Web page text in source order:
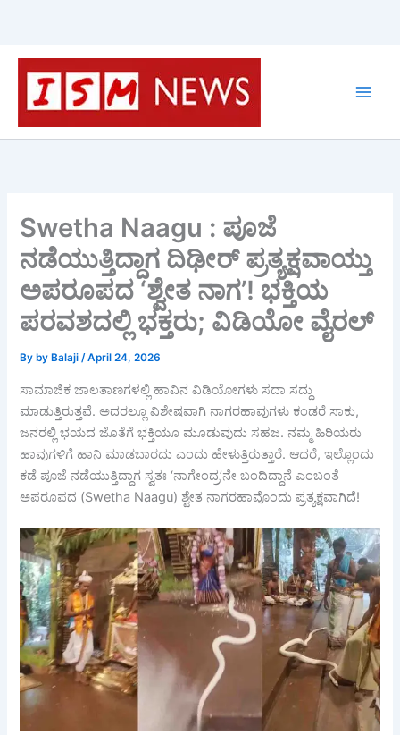
Skip
content
Swetha Naagu : ಪೂಜೆ
ನಡೆಯುತ್ತಿದ್ದಾಗ ದಿಢೀರ್ ಪ್ರತ್ಯಕ್ಷವಾಯ್ತು
ಅಪರೂಪದ ‘ಶ್ವೇತ ನಾಗ’! ಭಕ್ತಿಯ
ಪರವಶದಲ್ಲಿ ಭಕ್ತರು; ವಿಡಿಯೋ ವೈರಲ್
By by Balaji/April 24, 2026
ಸಾಮಾಜಿಕ ಜಾಲತಾಣಗಳಲ್ಲಿ ಹಾವಿನ ವಿಡಿಯೋಗಳು ಸದಾ ಸದ್ದು
ಮಾಡುತ್ತಿರುತ್ತವೆ. ಅದರಲ್ಲೂ ವಿಶೇಷವಾಗಿ ನಾಗರಹಾವುಗಳು ಕಂಡರೆ ಸಾಕು,
ಜನರಲ್ಲಿ ಭಯದ ಜೊತೆಗೆ ಭಕ್ತಿಯೂ ಮೂಡುವುದು ಸಹಜ. ನಮ್ಮ ಹಿರಿಯರು
ಹಾವುಗಳಿಗೆ ಹಾನಿ ಮಾಡಬಾರದು ಎಂದು ಹೇಳುತ್ತಿರುತ್ತಾರೆ. ಆದರೆ, ಇಲ್ಲೊಂದು
ಕಡೆ ಪೂಜೆ ನಡೆಯುತ್ತಿದ್ದಾಗ ಸ್ವತಃ ‘ನಾಗೇಂದ್ರ’ನೇ ಬಂದಿದ್ದಾನೆ ಎಂಬಂತೆ
ಅಪರೂಪದ (Swetha Naagu) ಶ್ವೇತ ನಾಗರಹಾವೊಂದು ಪ್ರತ್ಯಕ್ಷವಾಗಿದೆ!